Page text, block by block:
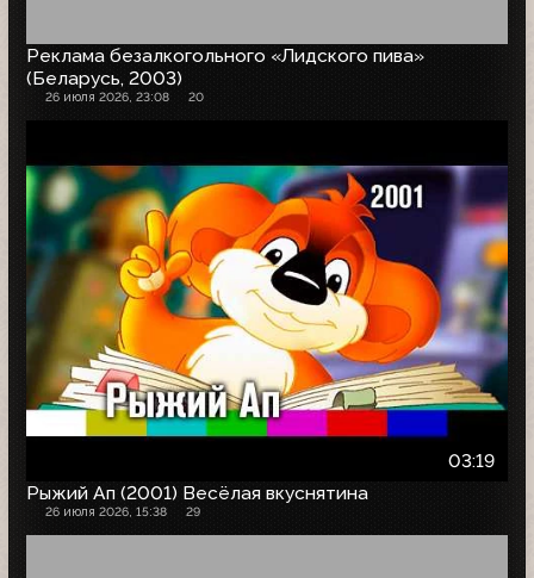
Реклама безалкогольного «Лидского пива»
(Беларусь, 2003)
26 июля 2026, 23:08 20
03:19
Рыжий Ап (2001) Весёлая вкуснятина
26 июля 2026, 15:38 29